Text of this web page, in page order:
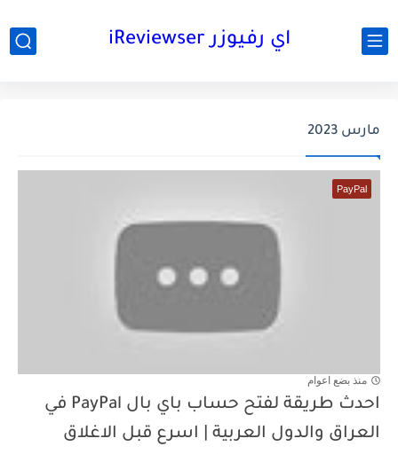
اي رفيوزر iReviewser
مارس 2023
PayPal
منذ بضع اعوام
احدث طريقة لفتح حساب باي بال PayPal في
العراق والدول العربية | اسرع قبل الاغلاق